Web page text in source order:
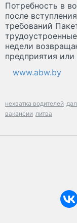
Потребность в
после
требований
недели
предприятия
www.abw.by
нехватка водителей
вакансии литва